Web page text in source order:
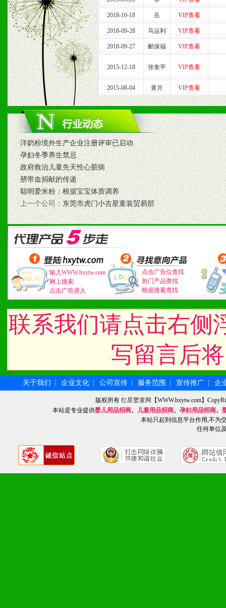
以及时受理记录并合理妥
3、我们时刻整理各区销售
时收编销售效果显着的案
七、招商代理（全国各地）
1、认同我们的经营理念。
2、具备较好商业信誉和资
3、具备区域内良好的终端
4、具备一定业务团队能力
道，医药渠道并为之提供
5、具备较强的市场操作意
八、品牌产品
1、不断提升品牌的知名度
2、不断开创新产品不断满
化。
九、加盟优势
1、广告企划支持：产品
品全面配赠，免费提供软
册、专柜咨询手册等各种
2、市场保护支持：供优质
2018-10-18 岳 VIP查看
2018-09-28 马运利 VIP查看
2018-09-27 郦保福 VIP查看
2015-12-18 张奎平 VIP查看
2015-08-04 黄月 VIP查看
·洋奶粉境外生产企业注册评审已启动
·孕妇冬季养生禁忌
·政府救治儿童先天性心脏病
·脐带血捐献的传递
·聪明爱米粉：根据宝宝体质调养
·上一个公司：东莞市虎门小吉星童装贸易部
输入WWW.hxytw.com
网上搜索
点击广告进入
点击广告位查找
热门产品查找
根据搜索查找
联系我们请点击右侧
写留言后
关于我们 ┆ 企业文化 ┆ 公司宣传 ┆ 服务范围 ┆ 宣传推广 ┆ 企
版权所有红星婴童网
【WWW.hxytw.com】
本站是专业提供婴儿用品招商、 儿童用品招商、 孕妇用品招商、
本站只起到信息平台作用,不为
任何单位